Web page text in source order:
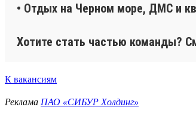
• Отдых на Черном море, ДМС и
Хотите стать частью команды?
К вакансиям
Реклама ПАО «СИБУР Холдинг»